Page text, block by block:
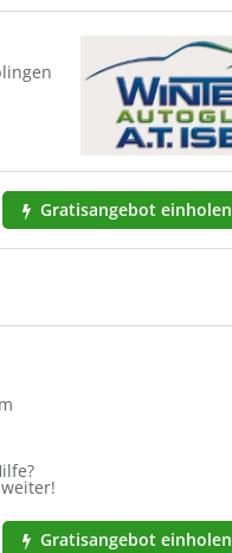
Gratisangebot einholen
Gratisangebot einholen